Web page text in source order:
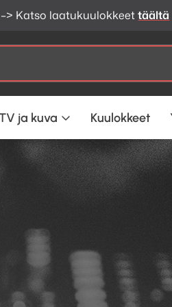
Katso laatukuulokkeettäältä
ja kuva Kuulokkeet